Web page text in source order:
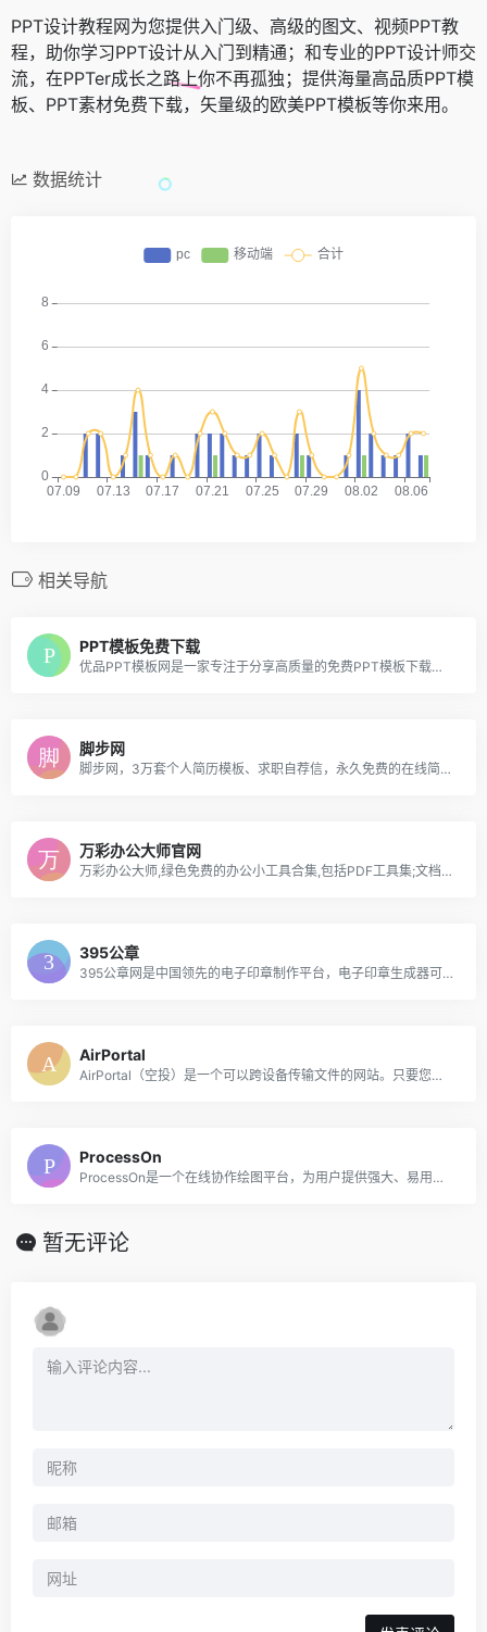
PPT设计教程网为您提供入门级、高级的图文、视频PPT教
程，助你学习PPT设计从入门到精通；和专业的PPT设计师交
流，在PPTer成长之路上你不再孤独；提供海量高品质PPT模
板、PPT素材免费下载，矢量级的欧美PPT模板等你来用。
数据统计
相关导航
PPT模板免费下载
优品PPT模板网是一家专注于分享高质量的免费PPT模板下载网站，包括图表、背景图片、素材、教程等各类PPT模板相关资源。致力于打造国内最大最权威的PPT下载一站式服务平台。
脚步网
脚步网，3万套个人简历模板、求职自荐信，永久免费的在线简历制作平台；提供了一万多套个人word简历模板可以直接下载；另有个性创意H5简历模板可以在线制作简历。
万彩办公大师官网
万彩办公大师,绿色免费的办公小工具合集,包括PDF工具集;文档/音视频/图片转换工具集;OCR识别工具集;录屏工具集;图片处理工具集;文件处理工具集.绿色安全无广告无捆绑.
395公章
395公章网是中国领先的电子印章制作平台，电子印章生成器可输入公司、章名、编码，印章制作大师可调整字体、大小、旋转、颜色等，印章在线制作可生成png,svg图片格式，请牢记395公章 www.395.net.cn
AirPortal
AirPortal（空投）是一个可以跨设备传输文件的网站。只要您的设备联网，您就可以通过它在任意系统、任意设备间传输文件。无需登录或注册，只需打开 AirPortal、直接上传文件、记住所给的取件码或直接扫描二维码即可在另一台设备上下载文件。
ProcessOn
ProcessOn是一个在线协作绘图平台，为用户提供强大、易用的作图工具！支持在线创作流程图、思维导图、组织结构图、网络拓扑图、BPMN、UML图、UI界面原型设计、iOS界面原型设计等。同时依托于互联网实现了人与人之间的实时协作和共享。
暂无评论